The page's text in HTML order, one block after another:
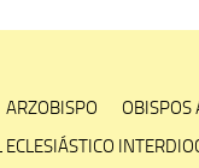
ARZOBISPO
OBISPOS